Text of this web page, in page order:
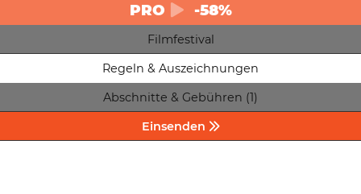
PRO -58%
Filmfestival
Regeln & Auszeichnungen
Abschnitte & Gebühren (1)
Einsenden